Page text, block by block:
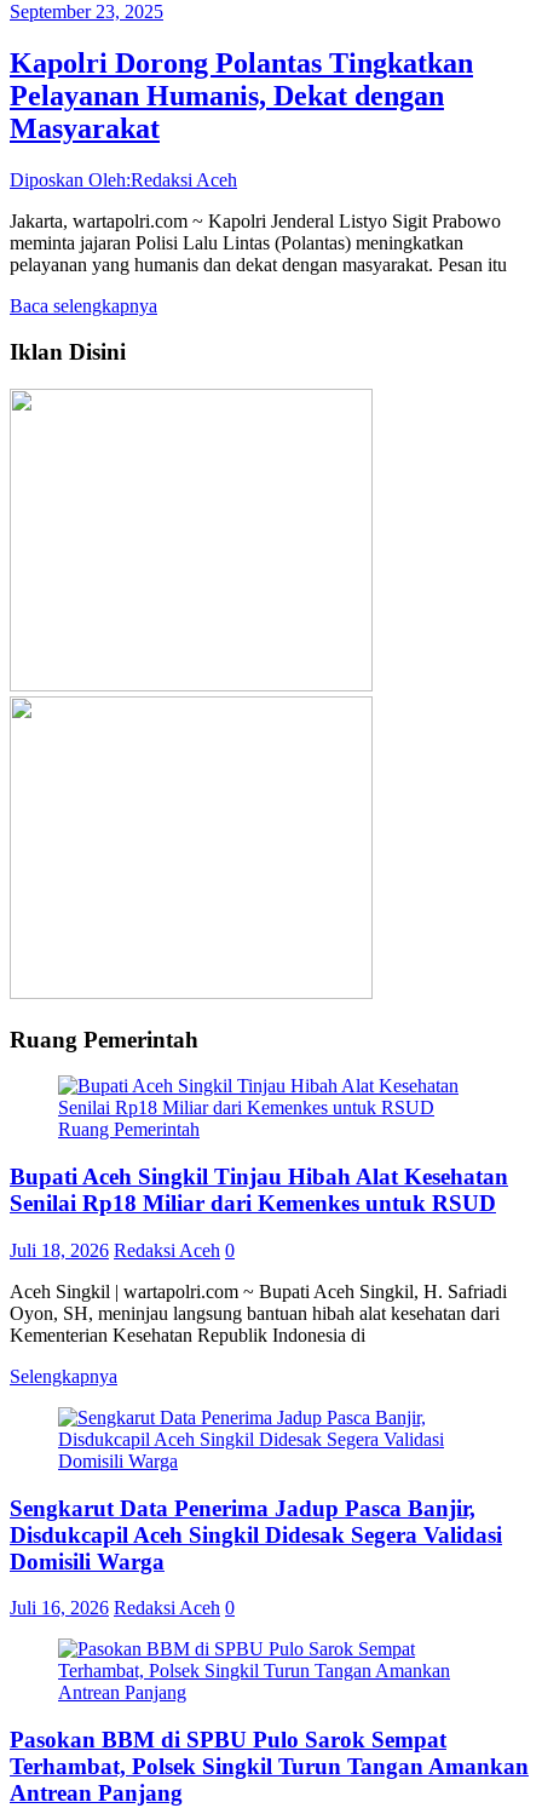
September 23, 2025
Kapolri Dorong Polantas Tingkatkan
Pelayanan Humanis, Dekat dengan
Masyarakat
Diposkan Oleh:Redaksi Aceh
Jakarta, wartapolri.com ~ Kapolri Jenderal Listyo Sigit Prabowo
meminta jajaran Polisi Lalu Lintas (Polantas) meningkatkan
pelayanan yang humanis dan dekat dengan masyarakat. Pesan itu
Baca selengkapnya
Iklan Disini
Ruang Pemerintah
Ruang Pemerintah
Bupati Aceh Singkil Tinjau Hibah Alat Kesehatan
Senilai Rp18 Miliar dari Kemenkes untuk RSUD
Juli 18, 2026 Redaksi Aceh 0
Aceh Singkil | wartapolri.com ~ Bupati Aceh Singkil, H. Safriadi
Oyon, SH, meninjau langsung bantuan hibah alat kesehatan dari
Kementerian Kesehatan Republik Indonesia di
Selengkapnya
Sengkarut Data Penerima Jadup Pasca Banjir,
Disdukcapil Aceh Singkil Didesak Segera Validasi
Domisili Warga
Juli 16, 2026 Redaksi Aceh 0
Pasokan BBM di SPBU Pulo Sarok Sempat
Terhambat, Polsek Singkil Turun Tangan Amankan
Antrean Panjang